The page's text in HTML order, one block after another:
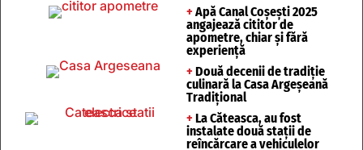
+ Apă Canal Coșești 2025
angajează cititor de
apometre, chiar și fără
experiență
+ Două decenii de tradiție
culinară la Casa Argeșeană
Tradițional
+ La Căteasca, au fost
instalate două stații de
reîncărcare a vehiculelor